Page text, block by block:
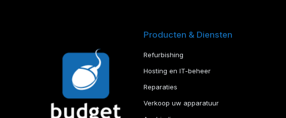
Producten & Diensten
Refurbishing
Hosting en IT-beheer
Reparaties
Verkoop uw apparatuur